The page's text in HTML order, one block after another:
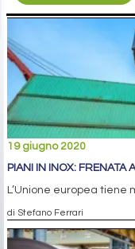
19 giugno 2020
PIANI IN INOX: FRENATA
L’Unione europea
di Stefano Ferrari